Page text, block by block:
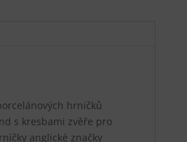
hrníčků
s kresbami zvěře pro
anglické značky